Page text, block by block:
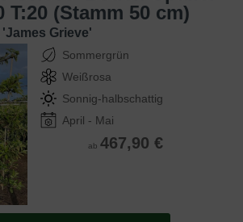
T:20 (Stamm 50 cm)
Grieve'
Sommergrün
Weißrosa
Sonnig-halbschattig
April - Mai
ab 467,90 €